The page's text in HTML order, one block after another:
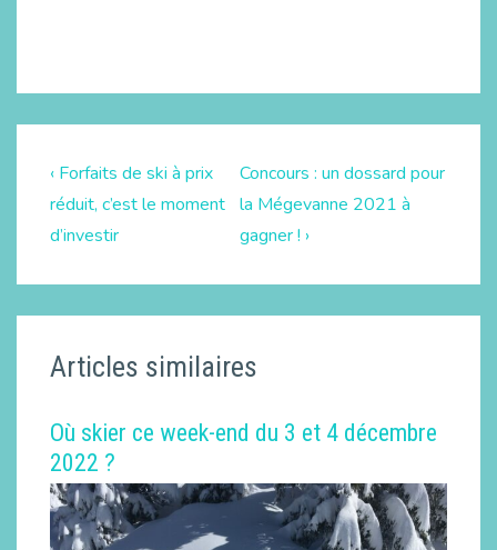
‹ Forfaits de ski à prix
réduit, c’est le moment
d’investir
Concours : un dossard pour
la Mégevanne 2021 à
gagner ! ›
Articles similaires
Où skier ce week-end du 3 et 4 décembre
2022 ?